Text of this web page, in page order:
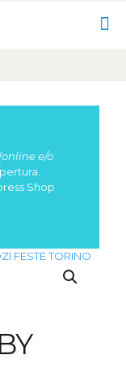
(online e/o
Shop